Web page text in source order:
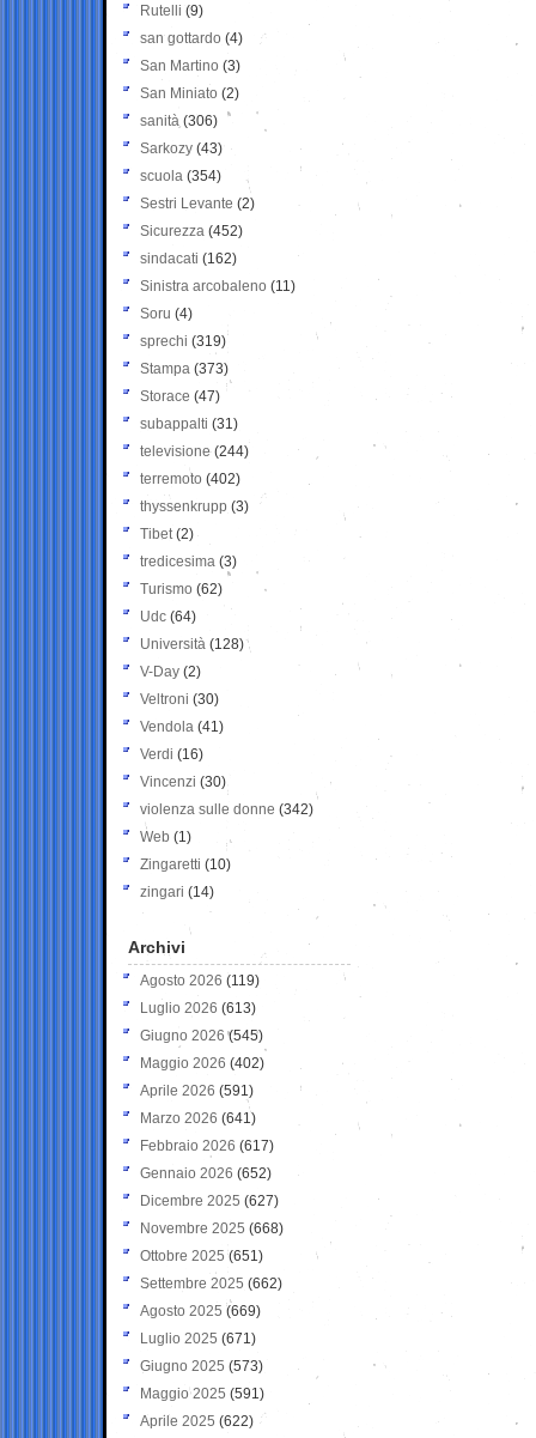
Rutelli (9)
san gottardo (4)
San Martino (3)
San Miniato (2)
sanità (306)
Sarkozy (43)
scuola (354)
Sestri Levante (2)
Sicurezza (452)
sindacati (162)
Sinistra arcobaleno (11)
Soru (4)
sprechi (319)
Stampa (373)
Storace (47)
subappalti (31)
televisione(244)
terremoto (402)
thyssenkrupp (3)
Tibet(2)
tredicesima (3)
Turismo (62)
Udc (64)
Università (128)
V-Day (2)
Veltroni (30)
Vendola (41)
Verdi (16)
Vincenzi (30)
violenza sulle donne (342)
Web (1)
Zingaretti (10)
zingari (14)
Archivi
Agosto 2026 (119)
Luglio 2026 (613)
Giugno 2026 (545)
Maggio 2026 (402)
Aprile 2026 (591)
Marzo 2026 (641)
Febbraio 2026 (617)
Gennaio 2026 (652)
Dicembre 2025 (627)
Novembre 2025 (668)
Ottobre 2025 (651)
Settembre 2025 (662)
Agosto 2025 (669)
Luglio 2025 (671)
Giugno 2025 (573)
Maggio 2025 (591)
Aprile 2025 (622)